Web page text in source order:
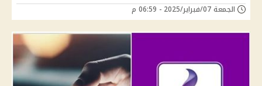
الجمعة 07/فبراير/2025 - 06:59 م